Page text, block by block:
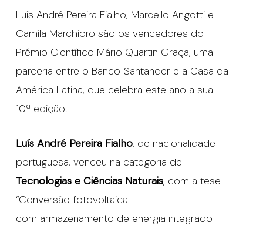
Luís André Pereira Fialho, Marcello Angotti e
Camila Marchioro são os vencedores do
Prémio Científico Mário Quartin Graça, uma
parceria entre o Banco Santander e a Casa da
América Latina, que celebra este ano a sua
10ª edição.
Luís André Pereira Fialho, de nacionalidade
portuguesa, venceu na categoria de
Tecnologias e Ciências Naturais, com a tese
“Conversão fotovoltaica
com armazenamento de energia integrado